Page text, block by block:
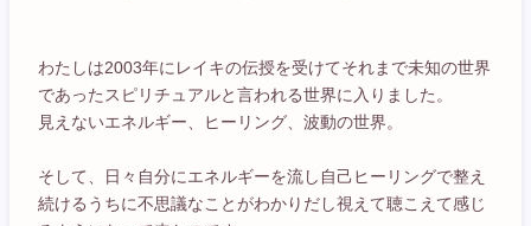
わたしは2003年にレイキの伝授を受けてそれまで未知の世界
であったスピリチュアルと言われる世界に入りました。
見えないエネルギー、ヒーリング、波動の世界。
そして、日々自分にエネルギーを流し自己ヒーリングで整え
続けるうちに不思議なことがわかりだし視えて聴こえて感じ